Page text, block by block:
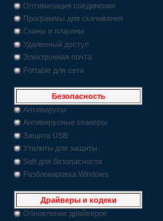
Оптимизация соединения
Программы для скачивания
Скины и плагины
Удаленный доступ
Электронная почта
Portable для сети
Безопасность
Антивирусы
Антивирусные сканеры
Защита USB
Утилиты для защиты
Soft для безопасности
Разблокировка Windows
Драйверы и кодеки
Обновление драйверов